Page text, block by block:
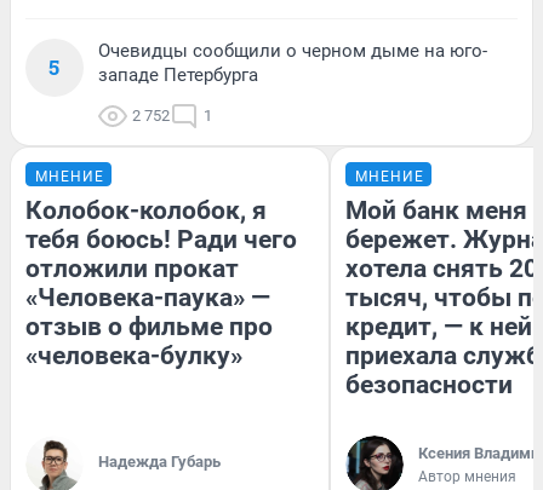
5
Очевидцы сообщили о черном дыме на юго-
западе Петербурга
2 752 1
МНЕНИЕ
Колобок-колобок, я
тебя боюсь! Ради чего
отложили прокат
«Человека-паука» —
отзыв о фильме про
«человека-булку»
Надежда Губарь
МНЕНИЕ
Мой банк меня
бережет.
хотела снять
тысяч, чтобы
кредит, — к
приехала
безопасности
Ксения
Автор мнения